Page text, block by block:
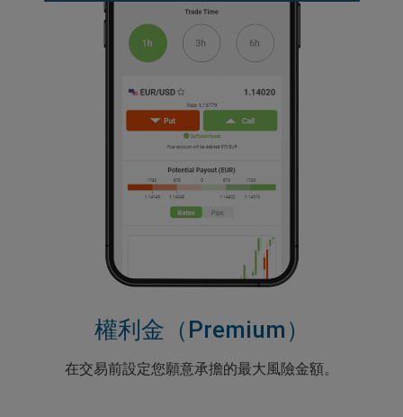
權利金（Premium）
在交易前設定您願意承擔的最大風險金額。